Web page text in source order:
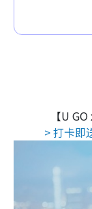
【U
> 打卡即